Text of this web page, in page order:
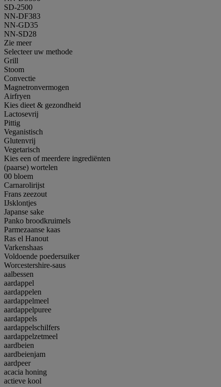
SD-2500
NN-DF383
NN-GD35
NN-SD28
Zie meer
Selecteer uw methode
Grill
Stoom
Convectie
Magnetronvermogen
Airfryen
Kies dieet & gezondheid
Lactosevrij
Pittig
Veganistisch
Glutenvrij
Vegetarisch
Kies een of meerdere ingrediënten
(paarse) wortelen
00 bloem
Carnarolirijst
Frans zeezout
IJsklontjes
Japanse sake
Panko broodkruimels
Parmezaanse kaas
Ras el Hanout
Varkenshaas
Voldoende poedersuiker
Worcestershire-saus
aalbessen
aardappel
aardappelen
aardappelmeel
aardappelpuree
aardappels
aardappelschilfers
aardappelzetmeel
aardbeien
aardbeienjam
aardpeer
acacia honing
actieve kool